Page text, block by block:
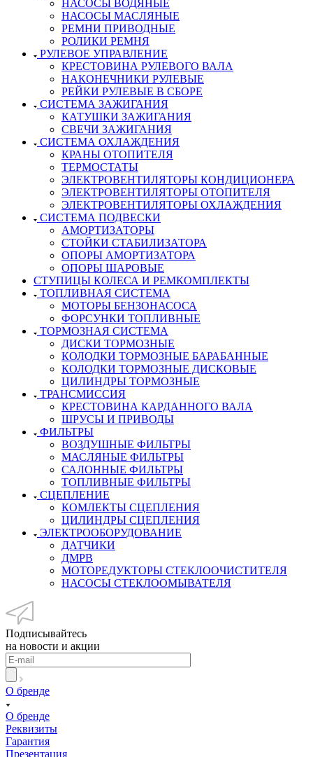
НАСОСЫ ВОДЯНЫЕ
НАСОСЫ МАСЛЯНЫЕ
РЕМНИ ПРИВОДНЫЕ
РОЛИКИ РЕМНЯ
РУЛЕВОЕ УПРАВЛЕНИЕ
КРЕСТОВИНА РУЛЕВОГО ВАЛА
НАКОНЕЧНИКИ РУЛЕВЫЕ
РЕЙКИ РУЛЕВЫЕ В СБОРЕ
СИСТЕМА ЗАЖИГАНИЯ
КАТУШКИ ЗАЖИГАНИЯ
СВЕЧИ ЗАЖИГАНИЯ
СИСТЕМА ОХЛАЖДЕНИЯ
КРАНЫ ОТОПИТЕЛЯ
ТЕРМОСТАТЫ
ЭЛЕКТРОВЕНТИЛЯТОРЫ КОНДИЦИОНЕРА
ЭЛЕКТРОВЕНТИЛЯТОРЫ ОТОПИТЕЛЯ
ЭЛЕКТРОВЕНТИЛЯТОРЫ ОХЛАЖДЕНИЯ
СИСТЕМА ПОДВЕСКИ
АМОРТИЗАТОРЫ
СТОЙКИ СТАБИЛИЗАТОРА
ОПОРЫ АМОРТИЗАТОРА
ОПОРЫ ШАРОВЫЕ
СТУПИЦЫ КОЛЕСА И РЕМКОМПЛЕКТЫ
ТОПЛИВНАЯ СИСТЕМА
МОТОРЫ БЕНЗОНАСОСА
ФОРСУНКИ ТОПЛИВНЫЕ
ТОРМОЗНАЯ СИСТЕМА
ДИСКИ ТОРМОЗНЫЕ
КОЛОДКИ ТОРМОЗНЫЕ БАРАБАННЫЕ
КОЛОДКИ ТОРМОЗНЫЕ ДИСКОВЫЕ
ЦИЛИНДРЫ ТОРМОЗНЫЕ
ТРАНСМИССИЯ
КРЕСТОВИНА КАРДАННОГО ВАЛА
ШРУСЫ И ПРИВОДЫ
ФИЛЬТРЫ
ВОЗДУШНЫЕ ФИЛЬТРЫ
МАСЛЯНЫЕ ФИЛЬТРЫ
САЛОННЫЕ ФИЛЬТРЫ
ТОПЛИВНЫЕ ФИЛЬТРЫ
СЦЕПЛЕНИЕ
КОМЛЕКТЫ СЦЕПЛЕНИЯ
ЦИЛИНДРЫ СЦЕПЛЕНИЯ
ЭЛЕКТРООБОРУДОВАНИЕ
ДАТЧИКИ
ДМРВ
МОТОРЕДУКТОРЫ СТЕКЛООЧИСТИТЕЛЯ
НАСОСЫ СТЕКЛООМЫВАТЕЛЯ
Подписывайтесь
на новости и акции
О бренде
О бренде
Реквизиты
Гарантия
Презентация